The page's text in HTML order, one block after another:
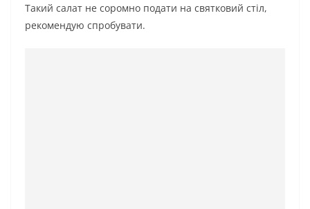
Такий салат не соромно подати на святковий стіл,
рекомендую спробувати.